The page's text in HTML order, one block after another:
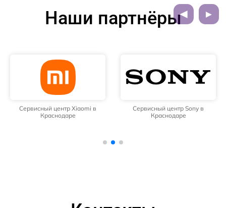
Наши партнёры
Сервисный центр Xiaomi в
Краснодаре
Сервисный центр Sony в
Краснодаре